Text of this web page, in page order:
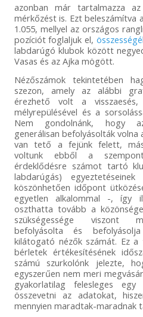
azonban már tartalmazza
mérkőzést is. Ezt beleszámítva
1.055, mellyel az országos
pozíciót foglaljuk el,
labdarúgó klubok között
Vasas és az Ajka mögött.
Nézőszámok tekintetében
szezon, amely az alábbi
érezhető volt a
mélyrepülésével és a
Nem gondolnánk, hogy
generálisan befolyásolták
van tető a fejünk felett,
voltunk ebből a
érdeklődésre számot tartó
labdarúgás)
köszönhetően időpont
egyetlen alkalommal -, így
oszthatta tovább a
szükségessége viszont
befolyásolta és
kilátogató nézők számát. Ez
bérletek értékesítésének
számú szurkolónk jelezte,
egyszerűen nem meri
gyakorlatilag felesleges egy
összevetni az adatokat,
mennyien maradtak-maradnak